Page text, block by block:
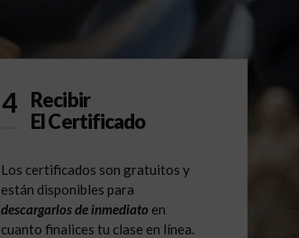
4
Recibir
El Certificado
Los certificados son gratuitos y
están disponibles para
descargarlos de inmediato en
cuanto finalices tu clase en línea.